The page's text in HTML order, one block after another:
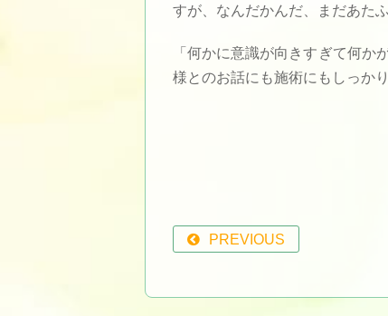
すが、なんだかんだ、まだあたふ
「何かに意識が向きすぎて何
様とのお話にも施術にもしっか
PREVIOUS